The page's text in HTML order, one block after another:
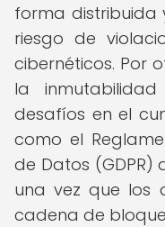
forma distribuida
riesgo de
cibernéticos. Por
la
desafíos en el
como el
de Datos (GDPR)
una vez que los
cadena de